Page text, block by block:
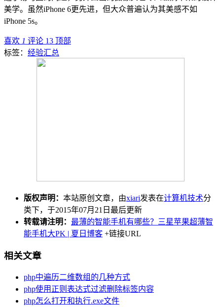
美学。虽然iPhone 6更先进，但大众普遍认为其美感不如
iPhone 5s。
喜欢 1 评论 13 顶部
标签： 经验汇总
版权声明： 本站原创文章，由xiari发表在计算机技术分
类下，于2015年07月21日最后更新
转载请注明： 最薄的智能手机有哪些？三星苹果超薄智
能手机大PK | 夏日博客 +链接URL
相关文章
php中遍历二维数组的几种方式
php使用正则表达式过滤删除标签内容
php怎么打开和执行.exe文件